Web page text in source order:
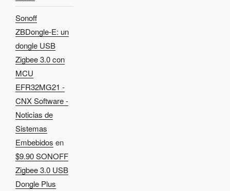
Sonoff
ZBDongle-E: un
dongle USB
Zigbee 3.0 con
MCU
EFR32MG21 -
CNX Software -
Noticias de
Sistemas
Embebidos en
$9.90 SONOFF
Zigbee 3.0 USB
Dongle Plus